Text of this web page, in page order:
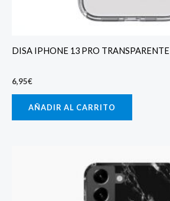
DISA IPHONE 13 PRO TRANSPARENTE
6,95€
AÑADIR AL CARRITO